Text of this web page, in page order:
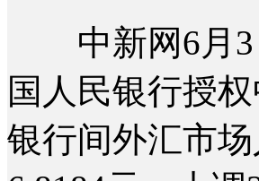
中新网6月3
国人民银行授
银行间外汇市